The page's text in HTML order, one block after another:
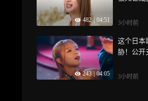
482 | 04:51 3小时前
243 04:05
这个日本
胁！公开
3小时前